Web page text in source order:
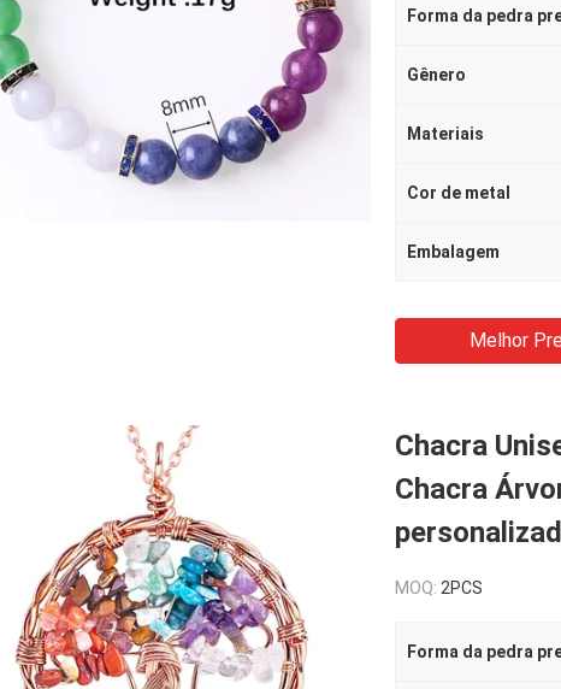
Forma da pedra
Gênero
Materiais
Cor de metal
Embalagem
Melhor
Chacra
Chacra
MOQ: 2PCS
Forma da pedra